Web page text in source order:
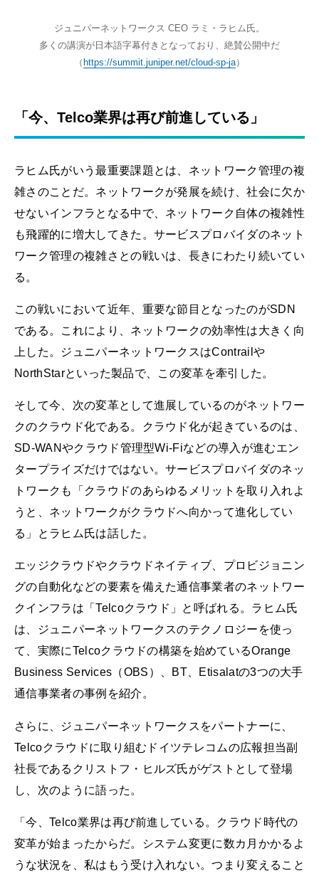
ジュニパーネットワークス CEO ラミ・ラヒム氏。
多くの講演が日本語字幕付きとなっており、絶賛公開中だ
（ https://summit.juniper.net/cloud-sp-ja）
「今、Telco業界は再び前進している」
ラヒム氏がいう最重要課題とは、ネットワーク管理の複
雑さのことだ。ネットワークが発展を続け、社会に欠か
せないインフラとなる中で、ネットワーク自体の複雑性
も飛躍的に増大してきた。サービスプロバイダのネット
ワーク管理の複雑さとの戦いは、長きにわたり続いてい
る。
この戦いにおいて近年、重要な節目となったのがSDN
である。これにより、ネットワークの効率性は大きく向
上した。ジュニパーネットワークスはContrailや
NorthStarといった製品で、この変革を牽引した。
そして今、次の変革として進展しているのがネットワー
クのクラウド化である。クラウド化が起きているのは、
SD-WANやクラウド管理型Wi-Fiなどの導入が進むエン
タープライズだけではない。サービスプロバイダのネッ
トワークも「クラウドのあらゆるメリットを取り入れよ
うと、ネットワークがクラウドへ向かって進化してい
る」とラヒム氏は話した。
エッジクラウドやクラウドネイティブ、プロビジョニン
グの自動化などの要素を備えた通信事業者のネットワー
クインフラは「Telcoクラウド」と呼ばれる。ラヒム氏
は、ジュニパーネットワークスのテクノロジーを使っ
て、実際にTelcoクラウドの構築を始めているOrange
Business Services（OBS）、BT、Etisalatの3つの大手
通信事業者の事例を紹介。
さらに、ジュニパーネットワークスをパートナーに、
Telcoクラウドに取り組むドイツテレコムの広報担当副
社長であるクリストフ・ヒルズ氏がゲストとして登場
し、次のように語った。
「今、Telco業界は再び前進している。クラウド時代の
変革が始まったからだ。システム変更に数カ月かかるよ
うな状況を、私はもう受け入れない。つまり変えること